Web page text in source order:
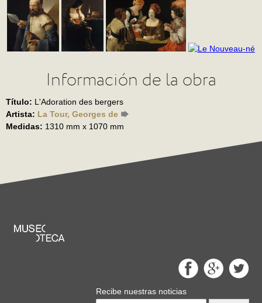
Información de la obra
Título: L'Adoration des bergers
Artista: La Tour, Georges de
Medidas: 1310 mm x 1070 mm
Recibe nuestras noticias